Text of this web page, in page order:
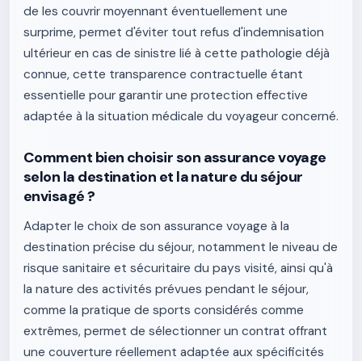
de les couvrir moyennant éventuellement une
surprime, permet d'éviter tout refus d'indemnisation
ultérieur en cas de sinistre lié à cette pathologie déjà
connue, cette transparence contractuelle étant
essentielle pour garantir une protection effective
adaptée à la situation médicale du voyageur concerné.
Comment bien choisir son assurance voyage
selon la destination et la nature du séjour
envisagé ?
Adapter le choix de son assurance voyage à la
destination précise du séjour, notamment le niveau de
risque sanitaire et sécuritaire du pays visité, ainsi qu'à
la nature des activités prévues pendant le séjour,
comme la pratique de sports considérés comme
extrêmes, permet de sélectionner un contrat offrant
une couverture réellement adaptée aux spécificités